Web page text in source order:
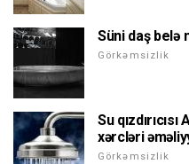
Süni daş belə
Görkəmsizlik
Su
xərcləri
Görkəmsizlik